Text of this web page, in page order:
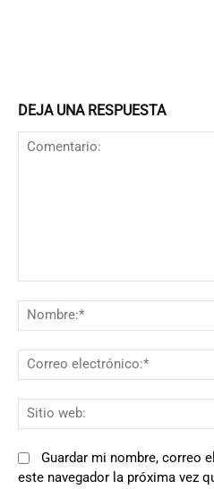
DEJA UNA RESPUESTA
Guardar mi nombre, correo
este navegador la próxima vez